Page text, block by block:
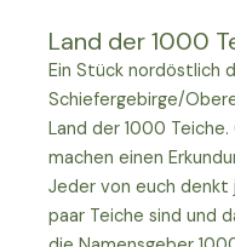
Land der 1000
Ein Stück nordöstlich
Schiefergebirge/
Land der 1000
machen einen
Jeder von euch denkt
paar Teiche sind und